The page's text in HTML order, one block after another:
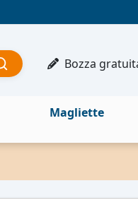
Bozza
Magliette